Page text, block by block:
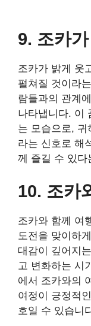
9. 조카
조카가 밝게 웃
펼쳐질 것이라
람들과의 관계
나타냅니다. 이
는 모습으로, 귀
라는 신호로 해
께 즐길 수 있다
10. 조카
조카와 함께 여
도전을 맞이하
대감이 깊어지
고 변화하는 시
에서 조카와의
여정이 긍정적
호일 수 있습니